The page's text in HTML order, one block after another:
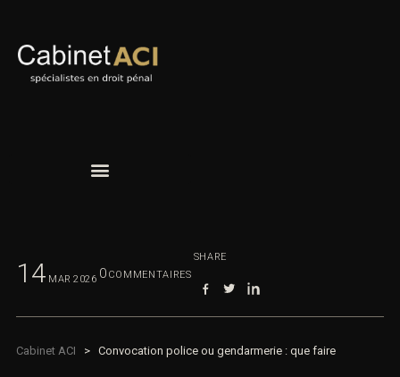
14 MAR 2026 0 COMMENTAIRES
SHARE
Cabinet ACI > Convocation police ou gendarmerie : que faire